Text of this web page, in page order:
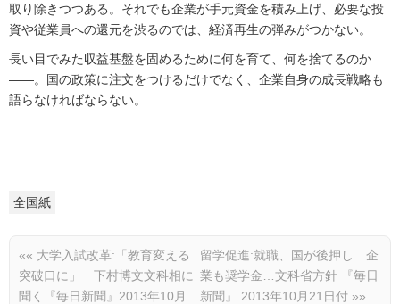
取り除きつつある。それでも企業が手元資金を積み上げ、必要な投
資や従業員への還元を渋るのでは、経済再生の弾みがつかない。
長い目でみた収益基盤を固めるために何を育て、何を捨てるのか
――。国の政策に注文をつけるだけでなく、企業自身の成長戦略も
語らなければならない。
全国紙
«« 大学入試改革:「教育変える
突破口に」 下村博文文科相に
聞く『毎日新聞』2013年10月
留学促進:就職、国が後押し 企
業も奨学金…文科省方針 『毎日
新聞』 2013年10月21日付 »»